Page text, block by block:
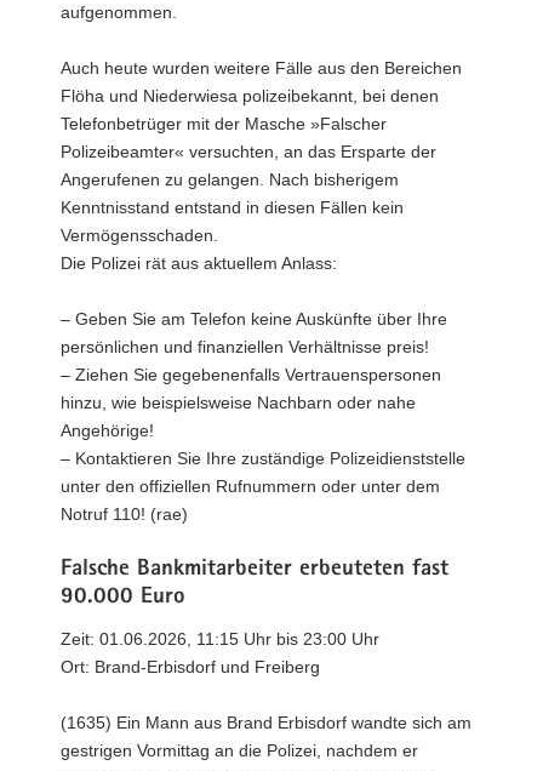
aufgenommen.
Auch heute wurden weitere Fälle aus den Bereichen
Flöha und Niederwiesa polizeibekannt, bei denen
Telefonbetrüger mit der Masche »Falscher
Polizeibeamter« versuchten, an das Ersparte der
Angerufenen zu gelangen. Nach bisherigem
Kenntnisstand entstand in diesen Fällen kein
Vermögensschaden.
Die Polizei rät aus aktuellem Anlass:
– Geben Sie am Telefon keine Auskünfte über Ihre
persönlichen und finanziellen Verhältnisse preis!
– Ziehen Sie gegebenenfalls Vertrauenspersonen
hinzu, wie beispielsweise Nachbarn oder nahe
Angehörige!
– Kontaktieren Sie Ihre zuständige Polizeidienststelle
unter den offiziellen Rufnummern oder unter dem
Notruf 110! (rae)
Falsche Bankmitarbeiter erbeuteten fast
90.000 Euro
Zeit: 01.06.2026, 11:15 Uhr bis 23:00 Uhr
Ort: Brand-Erbisdorf und Freiberg
(1635) Ein Mann aus Brand Erbisdorf wandte sich am
gestrigen Vormittag an die Polizei, nachdem er